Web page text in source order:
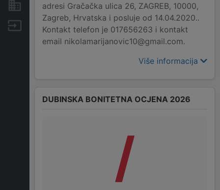
Nekretnine i imovina
Izvoz
adresi Gračačka ulica 26, ZAGREB, 10000,
Zagreb, Hrvatska i posluje od 14.04.2020..
Kontakt telefon je 017656263 i kontakt
email nikolamarijanovic10@gmail.com.
Više informacija
DUBINSKA BONITETNA OCJENA 2026
/